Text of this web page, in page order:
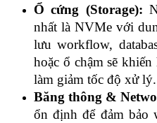
Ổ cứng (Storage):
nhất là NVMe với
lưu workflow,
hoặc ổ chậm sẽ
làm giảm tốc độ xử lý.
Băng thông &
ổn định để đảm bảo